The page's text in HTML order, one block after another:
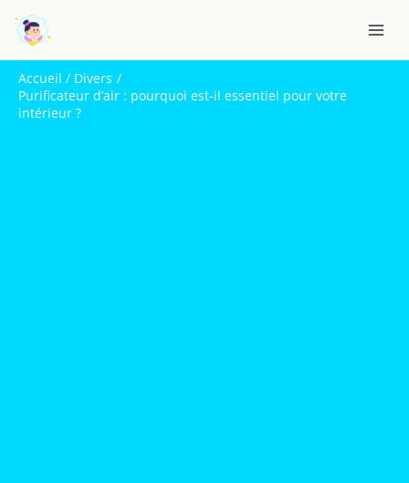
contenu
Accueil
Divers
Purificateur d’air : pourquoi est-il essentiel pour votre
intérieur ?
e
c
h
e